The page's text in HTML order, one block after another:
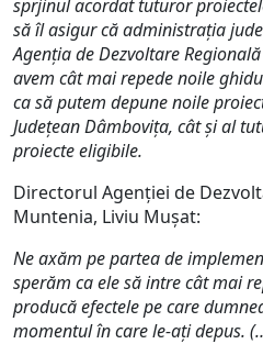
sprjinul acordat tuturor
să îl asigur că administrația
Agenția de Dezvoltare
avem cât mai repede noile
ca să putem depune noile
Județean Dâmbovița, cât și al
proiecte eligibile.
Directorul Agenției de
Muntenia, Liviu Mușat:
Ne axăm pe partea de
sperăm ca ele să intre cât mai
producă efectele pe care
momentul în care le-ați depus.